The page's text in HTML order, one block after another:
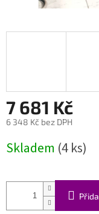
7 681 Kč
6 348 Kč bez DPH
cena:
Skladem (4 ks)